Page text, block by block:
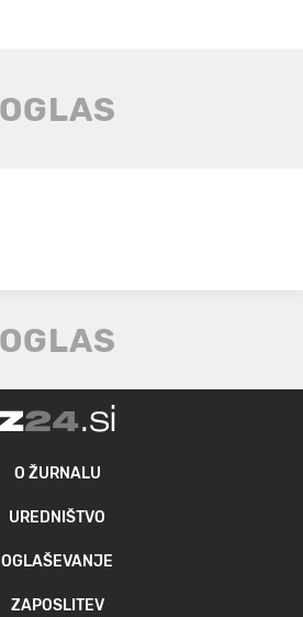
O ŽURNALU
UREDNIŠTVO
OGLAŠEVANJE
ZAPOSLITEV